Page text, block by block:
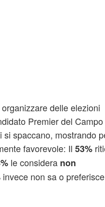
delle elezioni
Premier del Campo
spaccano, mostrando
favorevole: Il 53%
le considera non
invece non sa o